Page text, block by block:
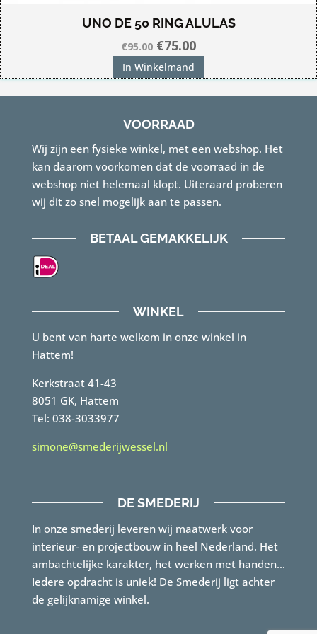
UNO DE 50 RING ALULAS
€95.00 Oorspronkelijke
prijs
was:
€95.00.
€75.00Huidige
is:
€75.00.
In Winkelmand
VOORRAAD
Wij zijn een fysieke winkel, met een webshop. Het
kan daarom voorkomen dat de voorraad in de
webshop niet helemaal klopt. Uiteraard proberen
wij dit zo snel mogelijk aan te passen.
BETAAL GEMAKKELIJK
WINKEL
U bent van harte welkom in onze winkel in
Hattem!
Kerkstraat 41-43
8051 GK, Hattem
Tel: 038-3033977
simone@smederijwessel.nl
DE SMEDERIJ
In onze smederij leveren wij maatwerk voor
interieur- en projectbouw in heel Nederland. Het
ambachtelijke karakter, het werken met handen…
Iedere opdracht is uniek! De Smederij ligt achter
de gelijknamige winkel.